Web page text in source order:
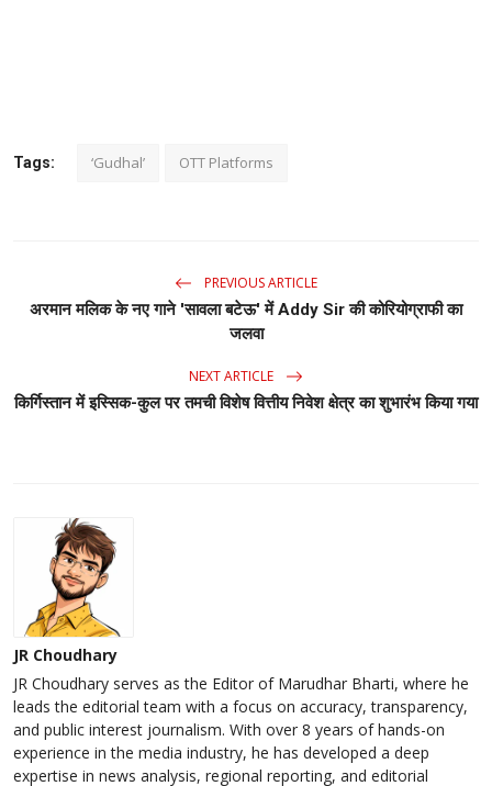
Tags: ‘Gudhal’ OTT Platforms
PREVIOUS ARTICLE
अरमान मलिक के नए गाने 'सावला बटेऊ' में Addy Sir की कोरियोग्राफी का
जलवा
NEXT ARTICLE
किर्गिस्तान में इस्सिक-कुल पर तमची विशेष वित्तीय निवेश क्षेत्र का शुभारंभ किया गया
JR Choudhary
JR Choudhary serves as the Editor of Marudhar Bharti, where he
leads the editorial team with a focus on accuracy, transparency,
and public interest journalism. With over 8 years of hands-on
experience in the media industry, he has developed a deep
expertise in news analysis, regional reporting, and editorial